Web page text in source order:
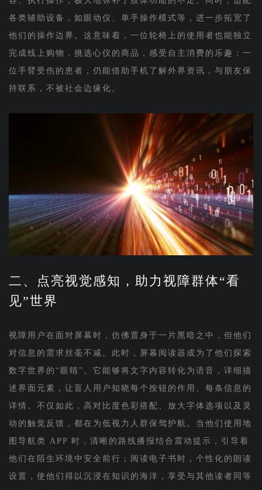
各类辅助设备，如眼动仪、单手操作模式等，进一步拓宽了
他们的操作边界。这意味着，一位轮椅上的使用者也能独立
完成线上购物，挑选心仪的商品，感受自主消费的乐趣；一
位手臂受伤的患者，仍能借助手机了解外界资讯，与朋友保
持联系，不被社会边缘化。
二、点亮视觉感知，助力视障群体“看
见”世界
视障用户在面对屏幕时，仿佛置身于一片黑暗之中，但他们
对信息的需求丝毫不减。此时，屏幕阅读器成为了他们探索
数字世界的“眼睛”。它能够将文字内容转化为语音，详细描
述界面元素，让盲人用户知晓每个按钮的作用、每条信息的
详情。不仅如此，高对比度色彩搭配、放大字体选项以及灵
动的触觉反馈，都在为低视力人群保驾护航。当他们使用地
图导航类 APP 时，清晰的路线播报结合震动提示，引导着
他们在陌生环境中安全前行；阅读电子书时，个性化的朗读
设置，使他们得以沉浸在知识的海洋，享受与其他读者同等